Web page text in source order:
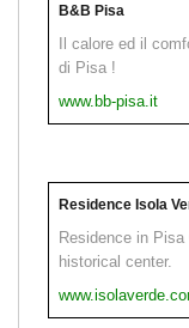
B&B Pisa
Il calore ed il
di Pisa !
www.bb-pisa.it
Residence Isola
Residence in
historical center.